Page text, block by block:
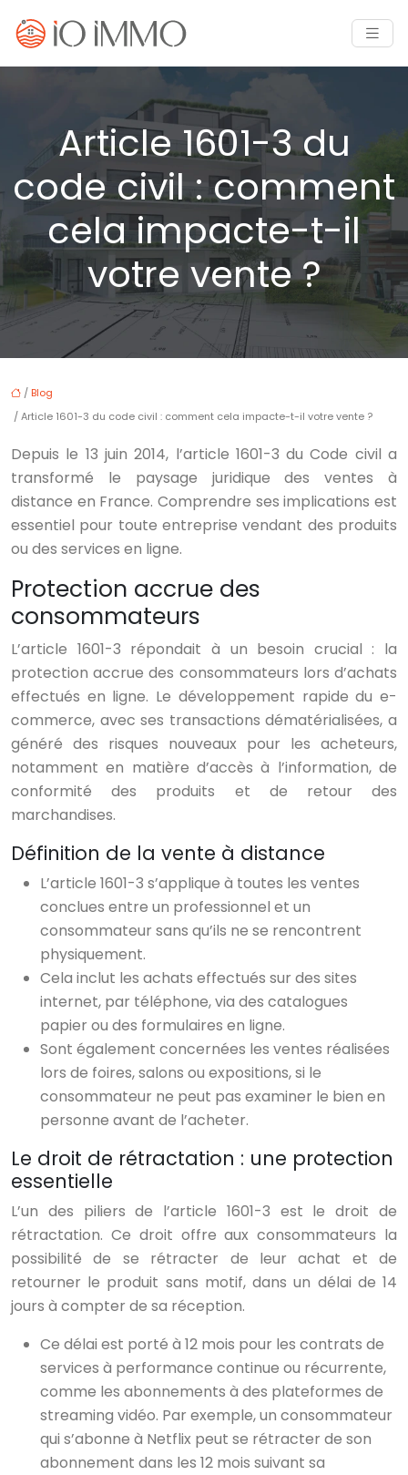
Article 1601-3 du
code civil : comment
cela impacte-t-il
votre vente ?
/ Blog
/ Article 1601-3 du code civil : comment cela impacte-t-il votre vente ?
Depuis le 13 juin 2014, l’article 1601-3 du Code civil a
transformé le paysage juridique des ventes à
distance en France. Comprendre ses implications est
essentiel pour toute entreprise vendant des produits
ou des services en ligne.
Protection accrue des
consommateurs
L’article 1601-3 répondait à un besoin crucial : la
protection accrue des consommateurs lors d’achats
effectués en ligne. Le développement rapide du e-
commerce, avec ses transactions dématérialisées, a
généré des risques nouveaux pour les acheteurs,
notamment en matière d’accès à l’information, de
conformité des produits et de retour des
marchandises.
Définition de la vente à distance
L’article 1601-3 s’applique à toutes les ventes
conclues entre un professionnel et un
consommateur sans qu’ils ne se rencontrent
physiquement.
Cela inclut les achats effectués sur des sites
internet, par téléphone, via des catalogues
papier ou des formulaires en ligne.
Sont également concernées les ventes réalisées
lors de foires, salons ou expositions, si le
consommateur ne peut pas examiner le bien en
personne avant de l’acheter.
Le droit de rétractation : une protection
essentielle
L’un des piliers de l’article 1601-3 est le droit de
rétractation. Ce droit offre aux consommateurs la
possibilité de se rétracter de leur achat et de
retourner le produit sans motif, dans un délai de 14
jours à compter de sa réception.
Ce délai est porté à 12 mois pour les contrats de
services à performance continue ou récurrente,
comme les abonnements à des plateformes de
streaming vidéo. Par exemple, un consommateur
qui s’abonne à Netflix peut se rétracter de son
abonnement dans les 12 mois suivant sa